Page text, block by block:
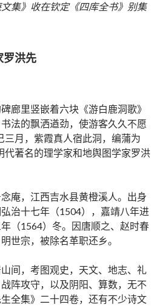
集》收在钦定《四库全书》别集
罗洪先
廊里竖嵌着六块《游白鹿洞歌》
法的飘洒遒劲，使游客久久不愿
三月，紫霞真人宿此洞，编蒲为
代著名的理学家和地舆图学家罗洪
庵，江西吉水县黄橙溪人。出身
治十七年（1504），嘉靖八年进
（1564）冬。因唐顺之、赵时春
世宗，被除名革职还乡。
间，考图观史，天文、地志、礼
阵攻守，以及阴阳、算数，无不
全集》二十四卷，还有不少诗文